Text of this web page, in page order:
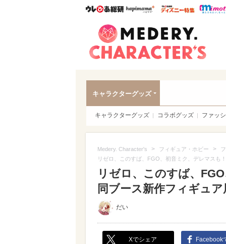
ウレぴあ総研ハピママ*
ウレぴ
キャラクターグッズ
キャラクターグッズ コラボグッズ ファッ
Medery. Character's > フィギュア・ホビー >
リゼロ、このすば、FGO、初音ミク、デレマスも
リゼロ、このすば、
同ブース新作フィギュ
だい
Xでシェア Facebook